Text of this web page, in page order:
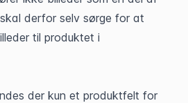
derfor selv sørge for at
til produktet i
der kun et produktfelt for